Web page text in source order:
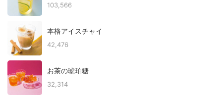
103,566
本格アイスチャイ
42,476
お茶の琥珀糖
32,314